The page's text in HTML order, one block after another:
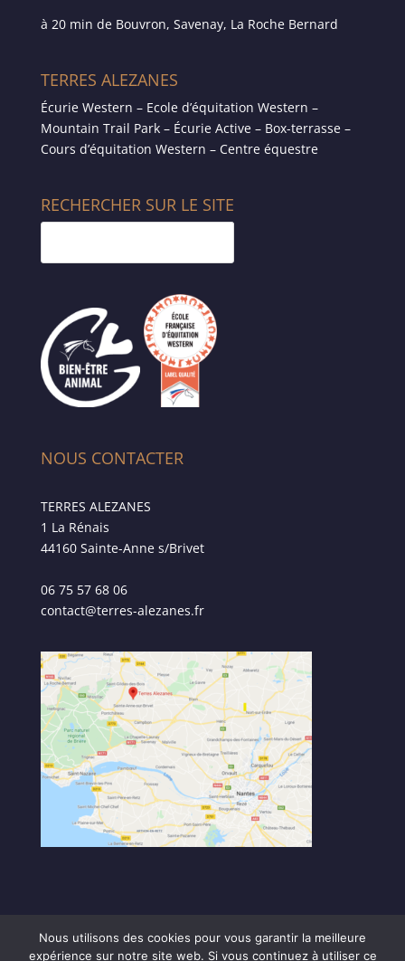
à 20 min de Bouvron, Savenay, La Roche Bernard
TERRES ALEZANES
Écurie Western – Ecole d’équitation Western –
Mountain Trail Park – Écurie Active – Box-terrasse –
Cours d’équitation Western – Centre équestre
RECHERCHER SUR LE SITE
NOUS CONTACTER
TERRES ALEZANES
1 La Rénais
44160 Sainte-Anne s/Brivet
06 75 57 68 06
contact@terres-alezanes.fr
Nous utilisons des cookies pour vous garantir la meilleure
expérience sur notre site web. Si vous continuez à utiliser ce